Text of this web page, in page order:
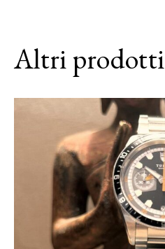
Altri prodotti